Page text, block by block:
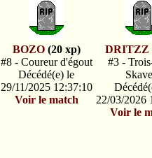
BOZO(20 xp)
#8 - Coureur d'égout
Décédé(e) le
29/11/2025 12:37:10
Voir le match
DRITZZ
#3 -
22/03/2026
Voir le